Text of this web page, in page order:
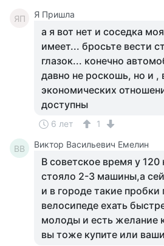
ЯП Я Пришла
а я вот нет и соседка
имеет... бросьте вести
глазок... конечно
давно не роскошь, но и ,
экономических
доступны
6 лет 1
ВВ Виктор Васильевич Емелин
В советское время у
стояло 2-3 машины,а
и в городе такие пробки
велосипеде ехать
молоды и есть желание
вы тоже купите или